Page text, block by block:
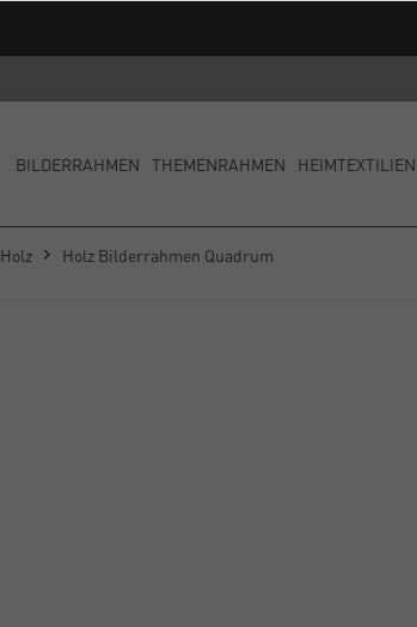
Versandkostenfrei ab
BILDERRAHMEN THEMENRAHMEN HEIMTEXTILIEN
Holz Holz Bilderrahmen Quadrum